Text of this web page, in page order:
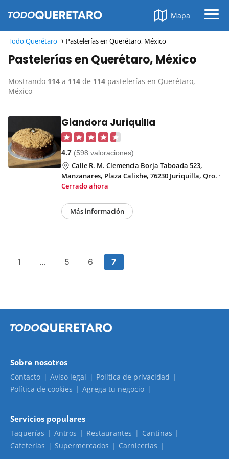
Mapa
Todo Querétaro Pastelerías en Querétaro, México
Pastelerías en Querétaro, México
Mostrando 114 a 114 de 114 pastelerías en Querétaro,
México
Giandora Juriquilla
4.7 (598 valoraciones)
Calle R. M. Clemencia Borja Taboada 523,
Manzanares, Plaza Calixhe, 76230 Juriquilla, Qro. ·
Cerrado ahora
Más información
1 … 5 6 7
Sobre nosotros
Contacto Aviso legal
Política de privacidad
Política de cookies
Agrega tu negocio
Servicios populares
Taquerías Antros Restaurantes
Cantinas
Cafeterías
Supermercados Carnicerías